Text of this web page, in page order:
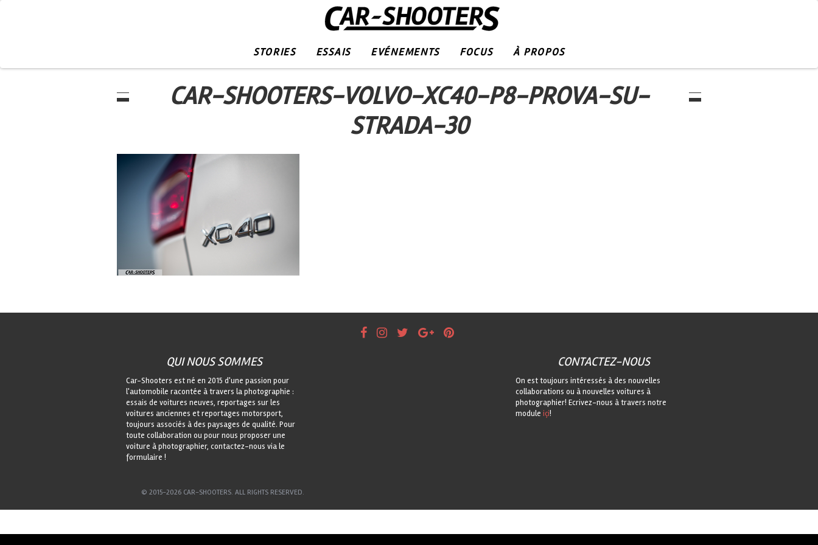
STORIES ESSAIS EVÉNEMENTS FOCUS À PROPOS
CAR-SHOOTERS-VOLVO-XC40-P8-PROVA-SU-
STRADA-30
QUI NOUS SOMMES
Car-Shooters est né en 2015 d'une passion pour
l'automobile racontée à travers la photographie :
essais de voitures neuves, reportages sur les
voitures anciennes et reportages motorsport,
toujours associés à des paysages de qualité. Pour
toute collaboration ou pour nous proposer une
voiture à photographier, contactez-nous via le
formulaire !
CONTACTEZ-NOUS
On est toujours intéressés à des nouvelles
collaborations ou à nouvelles voitures à
photographier! Ecrivez-nous à travers notre
module içi!
© 2015-2026 CAR-SHOOTERS. ALL RIGHTS RESERVED.